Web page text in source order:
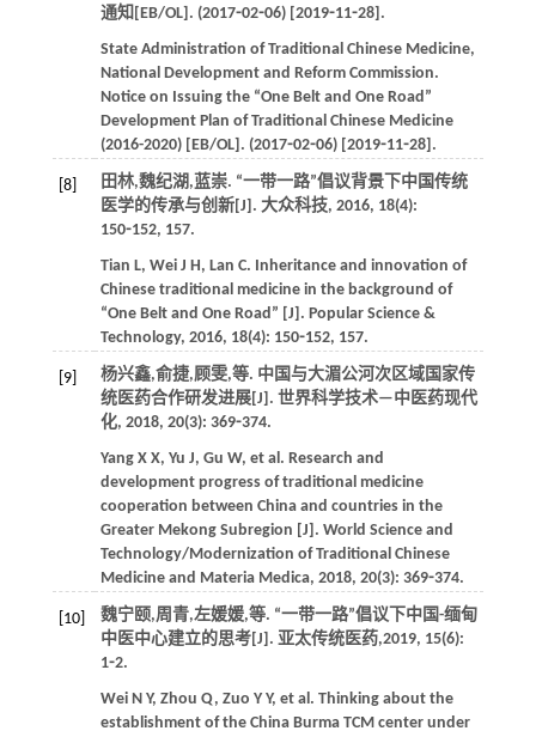
通知[EB/OL]. (2017⁃02⁃06) [2019⁃11⁃28].
State Administration of Traditional Chinese Medicine,
National Development and Reform Commission.
Notice on Issuing the “One Belt and One Road”
Development Plan of Traditional Chinese Medicine
(2016-2020) [EB/OL]. (2017⁃02⁃06) [2019⁃11⁃28].
[8]
田林,魏纪湖,蓝崇. “一带一路”倡议背景下中国传统
医学的传承与创新[J]. 大众科技, 2016, 18(4):
150⁃152, 157.
Tian L, Wei J H, Lan C. Inheritance and innovation of
Chinese traditional medicine in the background of
“One Belt and One Road” [J]. Popular Science &
Technology, 2016, 18(4): 150⁃152, 157.
[9] 杨兴鑫,俞捷,顾雯,等. 中国与大湄公河次区域国家传
统医药合作研发进展[J]. 世界科学技术—中医药现代
化, 2018, 20(3): 369⁃374.
Yang X X, Yu J, Gu W, et al. Research and
development progress of traditional medicine
cooperation between China and countries in the
Greater Mekong Subregion [J]. World Science and
Technology/Modernization of Traditional Chinese
Medicine and Materia Medica, 2018, 20(3): 369⁃374.
[10] 魏宁颐,周青,左媛媛,等. “一带一路”倡议下中国-缅甸
中医中心建立的思考[J]. 亚太传统医药,2019, 15(6):
1⁃2.
Wei N Y, Zhou Q, Zuo Y Y, et al. Thinking about the
establishment of the China Burma TCM center under